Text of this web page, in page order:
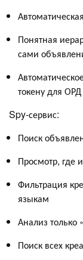
Понятная
сами
токену для ОРД
Spy-сервис:
Поиск
Просмотр, где
Фильтрация
языкам
Анализ только
Поиск всех